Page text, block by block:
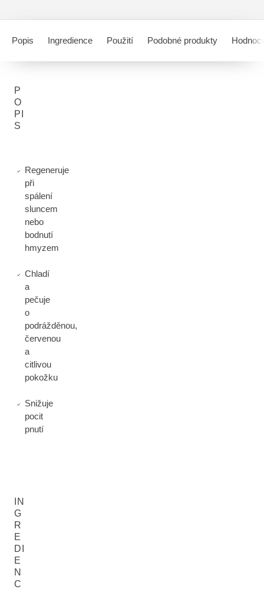
Popis Ingredience Použití Podobné produkty
P
O
PI
S
Regeneruje
při
spálení
sluncem
nebo
bodnutí
hmyzem
Chladí
a
pečuje
o
podrážděnou,
červenou
a
citlivou
pokožku
Snižuje
pocit
pnutí
IN
G
R
E
DI
E
N
C